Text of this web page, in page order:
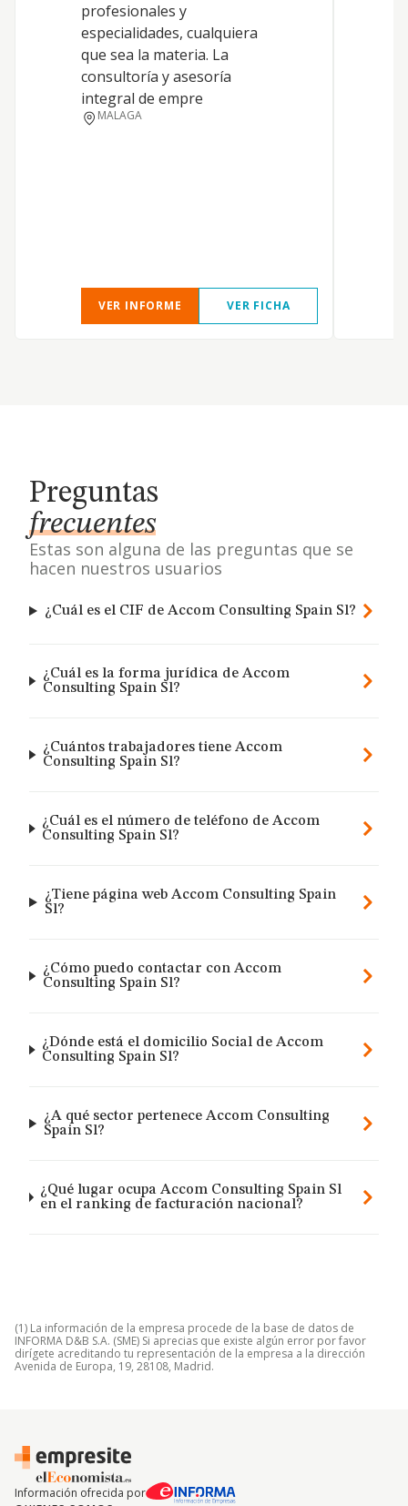
profesionales y
especialidades, cualquiera
que sea la materia. La
consultoría y asesoría
integral de empre
MALAGA
VER INFORME VER FICHA
Preguntas
frecuentes
Estas son alguna de las preguntas que se
hacen nuestros usuarios
¿Cuál es el CIF de Accom Consulting Spain Sl?
¿Cuál es la forma jurídica de Accom
Consulting Spain Sl?
¿Cuántos trabajadores tiene Accom
Consulting Spain Sl?
¿Cuál es el número de teléfono de Accom
Consulting Spain Sl?
¿Tiene página web Accom Consulting Spain
Sl?
¿Cómo puedo contactar con Accom
Consulting Spain Sl?
¿Dónde está el domicilio Social de Accom
Consulting Spain Sl?
¿A qué sector pertenece Accom Consulting
Spain Sl?
¿Qué lugar ocupa Accom Consulting Spain Sl
en el ranking de facturación nacional?
(1) La información de la empresa procede de la base de datos de
INFORMA D&B S.A. (SME) Si aprecias que existe algún error por favor
dirígete acreditando tu representación de la empresa a la dirección
Avenida de Europa, 19, 28108, Madrid.
Información ofrecida por